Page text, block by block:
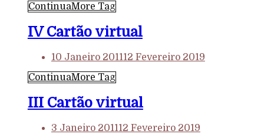
ContinuaMore Tag
IV Cartão virtual
10 Janeiro 201112 Fevereiro 2019
ContinuaMore Tag
III Cartão virtual
3 Janeiro 2011 12 Fevereiro 2019